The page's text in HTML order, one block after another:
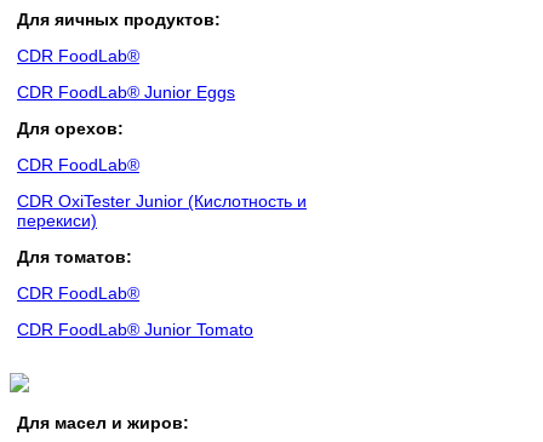
Для яичных продуктов:
CDR FoodLab®
CDR FoodLab® Junior Eggs
Для орехов:
CDR FoodLab®
CDR OxiTester Junior (Кислотность и
перекиси)
Для томатов:
CDR FoodLab®
CDR FoodLab® Junior Tomato
Для масел и жиров: